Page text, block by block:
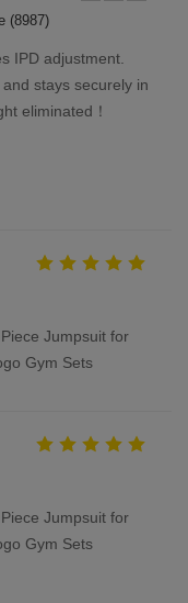
(8987)
IPD adjustment.
stays securely in
eliminated！
Jumpsuit for
Gym Sets
Jumpsuit for
Gym Sets